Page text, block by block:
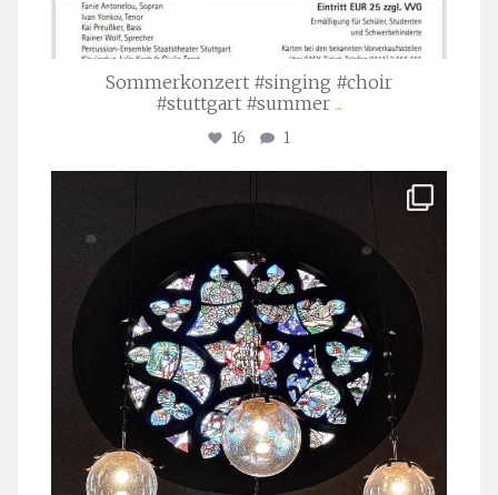
Sommerkonzert #singing #choir
#stuttgart #summer ...
16 1
Apr. 1